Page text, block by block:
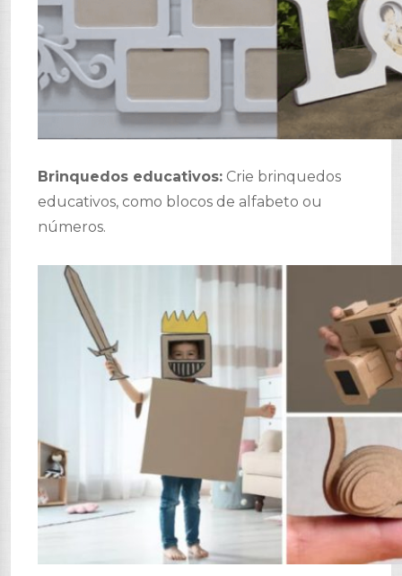
Brinquedos educativos: Crie brinquedos
educativos, como blocos de alfabeto ou
números.